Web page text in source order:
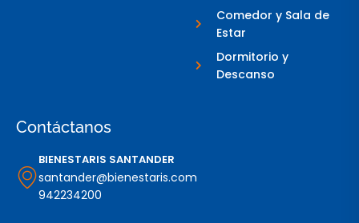
Comedor y Sala de
Estar
Dormitorio y
Descanso
Contáctanos
BIENESTARIS SANTANDER
santander@bienestaris.com
942234200